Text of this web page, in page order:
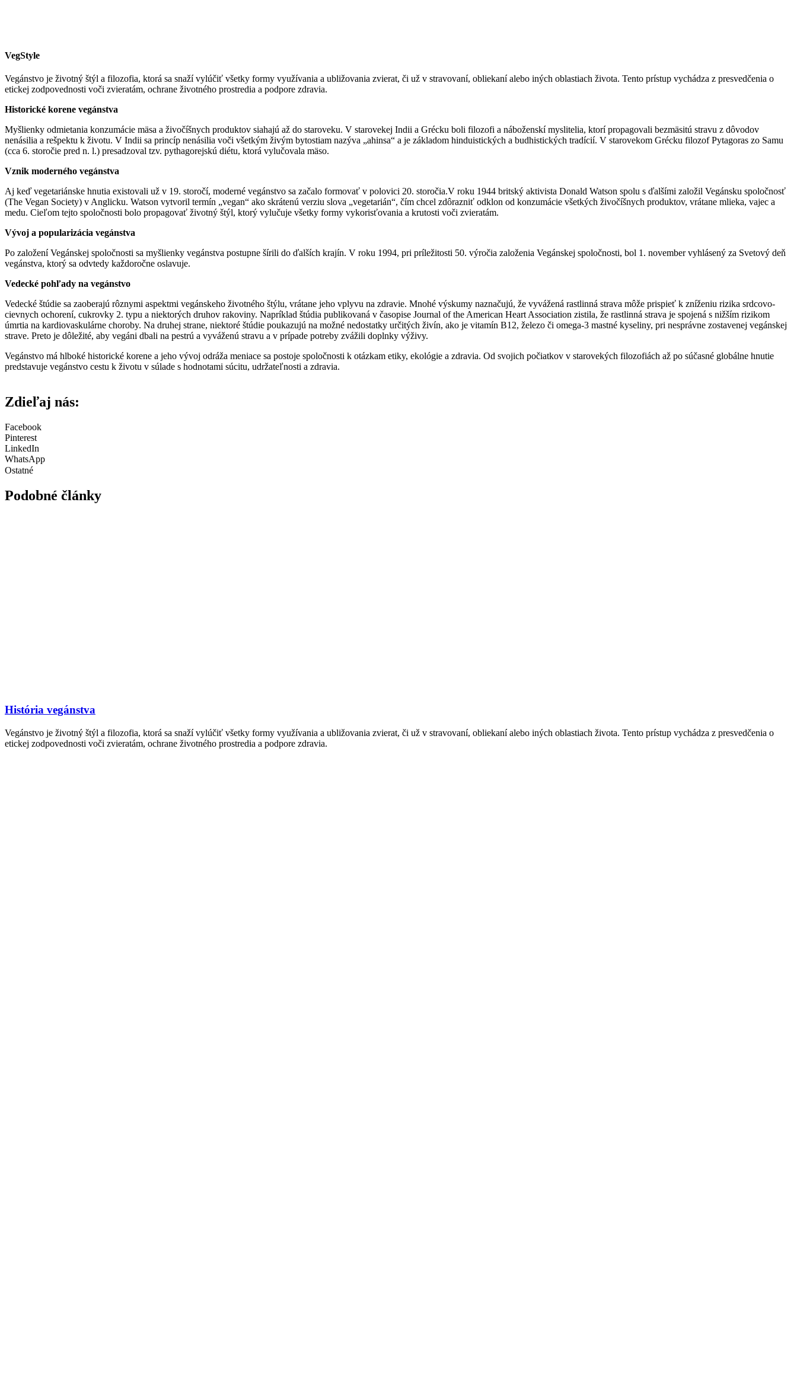
VegStyle
​Vegánstvo je životný štýl a filozofia, ktorá sa snaží vylúčiť všetky formy využívania a ubližovania zvierat, či už v stravovaní, obliekaní alebo iných oblastiach života. Tento prístup vychádza z presvedčenia o
etickej zodpovednosti voči zvieratám, ochrane životného prostredia a podpore zdravia.
Historické korene vegánstva
Myšlienky odmietania konzumácie mäsa a živočíšnych produktov siahajú až do staroveku. V starovekej Indii a Grécku boli filozofi a náboženskí myslitelia, ktorí propagovali bezmäsitú stravu z dôvodov
nenásilia a rešpektu k životu. V Indii sa princíp nenásilia voči všetkým živým bytostiam nazýva „ahinsa“ a je základom hinduistických a budhistických tradícií. V starovekom Grécku filozof Pytagoras zo Samu
(cca 6. storočie pred n. l.) presadzoval tzv. pythagorejskú diétu, ktorá vylučovala mäso.
Vznik moderného vegánstva
Aj keď vegetariánske hnutia existovali už v 19. storočí, moderné vegánstvo sa začalo formovať v polovici 20. storočia.V roku 1944 britský aktivista Donald Watson spolu s ďalšími založil Vegánsku spoločnosť
(The Vegan Society) v Anglicku. Watson vytvoril termín „vegan“ ako skrátenú verziu slova „vegetarián“, čím chcel zdôrazniť odklon od konzumácie všetkých živočíšnych produktov, vrátane mlieka, vajec a
medu. Cieľom tejto spoločnosti bolo propagovať životný štýl, ktorý vylučuje všetky formy vykorisťovania a krutosti voči zvieratám.
Vývoj a popularizácia vegánstva
Po založení Vegánskej spoločnosti sa myšlienky vegánstva postupne šírili do ďalších krajín. V roku 1994, pri príležitosti 50. výročia založenia Vegánskej spoločnosti, bol 1. november vyhlásený za Svetový deň
vegánstva, ktorý sa odvtedy každoročne oslavuje. ​
Vedecké pohľady na vegánstvo
Vedecké štúdie sa zaoberajú rôznymi aspektmi vegánskeho životného štýlu, vrátane jeho vplyvu na zdravie. Mnohé výskumy naznačujú, že vyvážená rastlinná strava môže prispieť k zníženiu rizika srdcovo-
cievnych ochorení, cukrovky 2. typu a niektorých druhov rakoviny. Napríklad štúdia publikovaná v časopise Journal of the American Heart Association zistila, že rastlinná strava je spojená s nižším rizikom
úmrtia na kardiovaskulárne choroby. Na druhej strane, niektoré štúdie poukazujú na možné nedostatky určitých živín, ako je vitamín B12, železo či omega-3 mastné kyseliny, pri nesprávne zostavenej vegánskej
strave. Preto je dôležité, aby vegáni dbali na pestrú a vyváženú stravu a v prípade potreby zvážili doplnky výživy.​
Vegánstvo má hlboké historické korene a jeho vývoj odráža meniace sa postoje spoločnosti k otázkam etiky, ekológie a zdravia. Od svojich počiatkov v starovekých filozofiách až po súčasné globálne hnutie
predstavuje vegánstvo cestu k životu v súlade s hodnotami súcitu, udržateľnosti a zdravia.​
Zdieľaj nás:
Facebook
Pinterest
LinkedIn
WhatsApp
Ostatné
Podobné články
História vegánstva
​Vegánstvo je životný štýl a filozofia, ktorá sa snaží vylúčiť všetky formy využívania a ubližovania zvierat, či už v stravovaní, obliekaní alebo iných oblastiach života. Tento prístup vychádza z presvedčenia o
etickej zodpovednosti voči zvieratám, ochrane životného prostredia a podpore zdravia.